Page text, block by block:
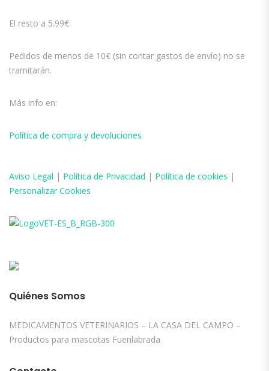
El resto a 5.99€
Pedidos de menos de 10€ (sin contar gastos de envío) no se
tramitarán.
Más info en:
Política de compra y devoluciones
Aviso Legal | Política de Privacidad | Política de cookies |
Personalizar Cookies
Quiénes Somos
MEDICAMENTOS VETERINARIOS – LA CASA DEL CAMPO –
Productos para mascotas Fuenlabrada